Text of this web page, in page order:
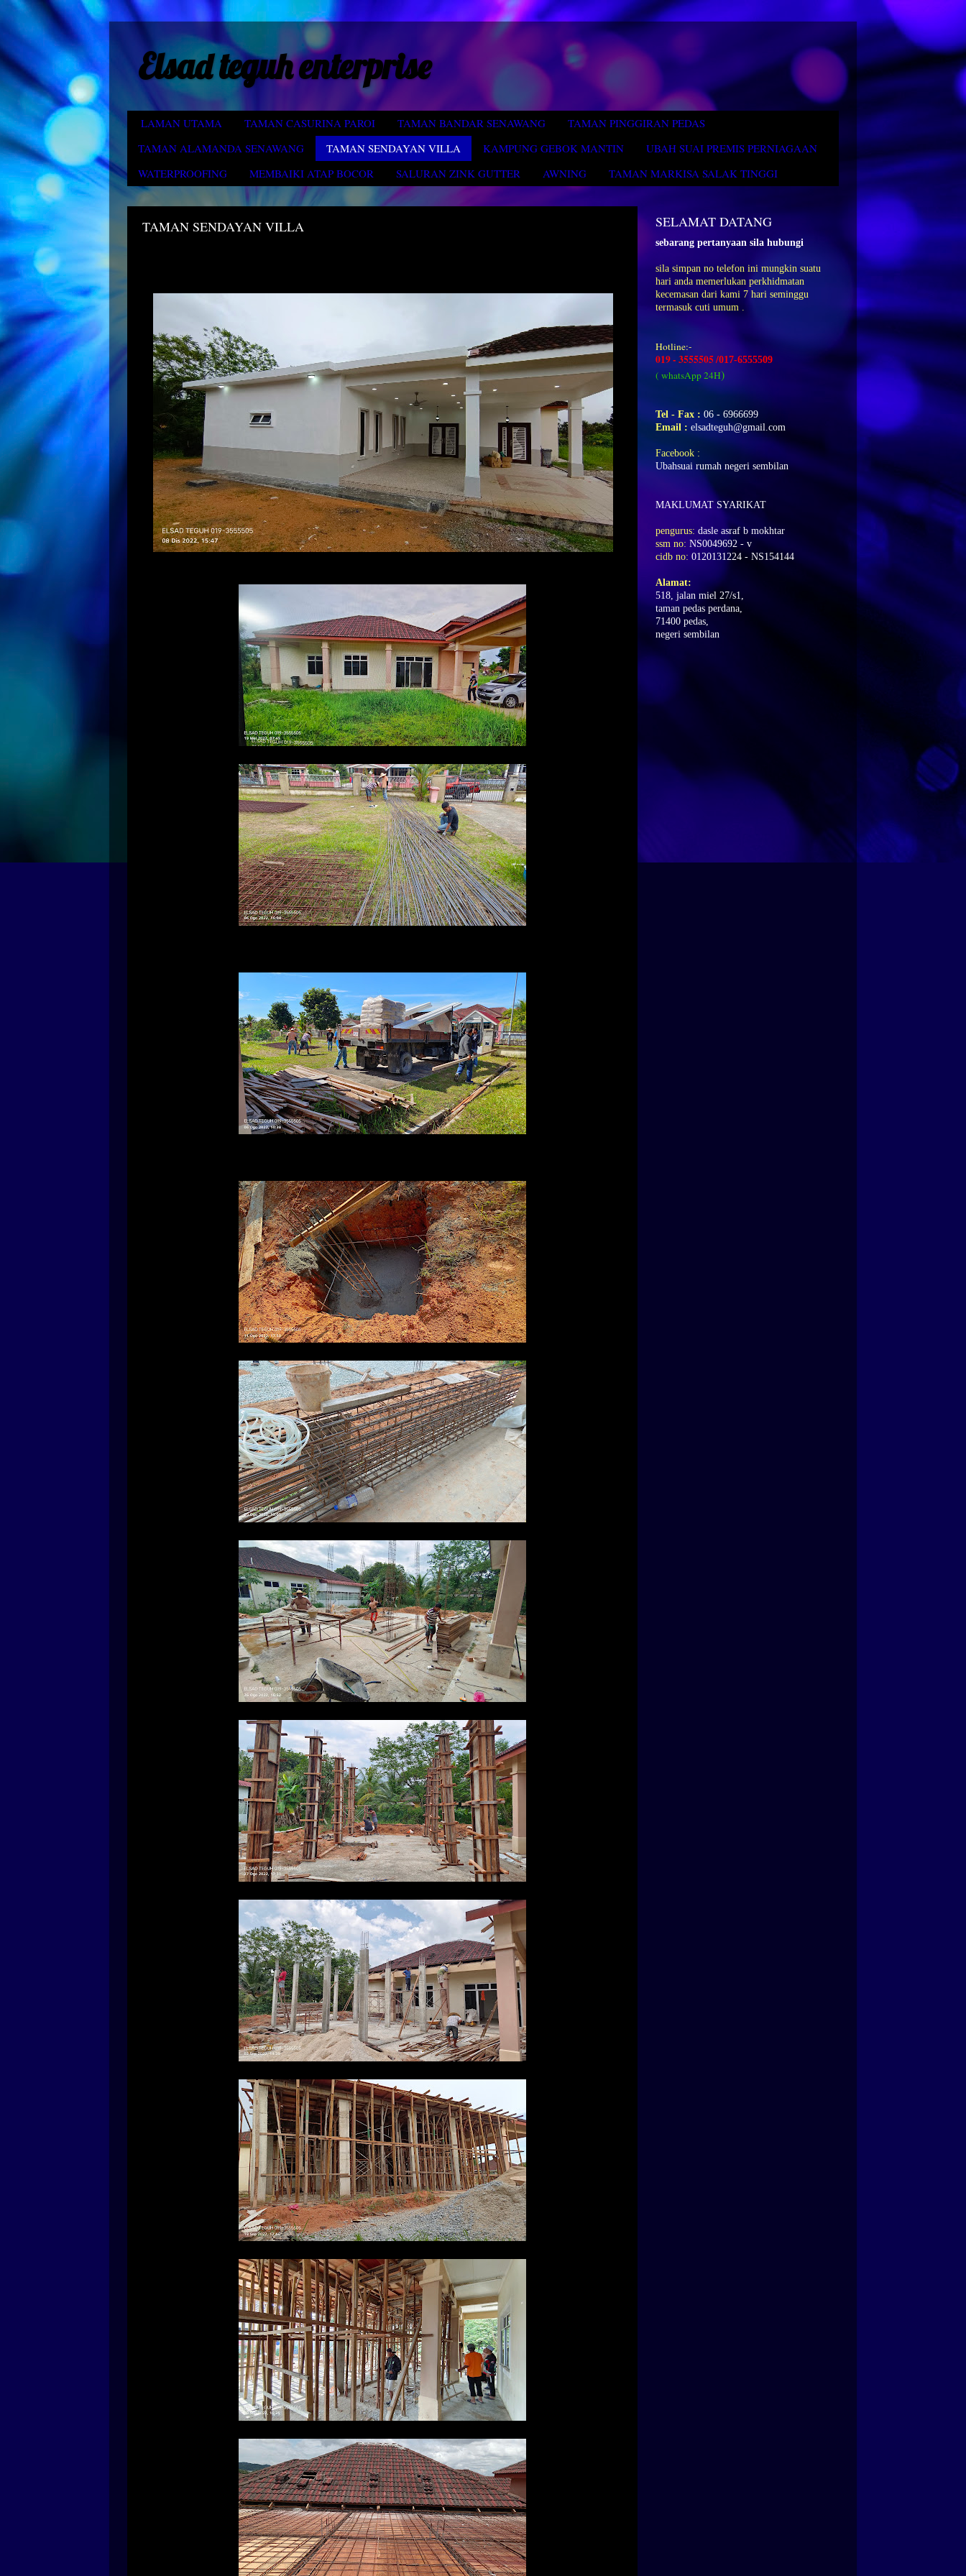
Elsad teguh enterprise
LAMAN UTAMA TAMAN CASURINA PAROI TAMAN BANDAR SENAWANG
TAMAN PINGGIRAN PEDAS
TAMAN ALAMANDA SENAWANG
TAMAN SENDAYAN VILLA KAMPUNG GEBOK MANTIN
UBAH SUAI PREMIS PERNIAGAAN
WATERPROOFING
MEMBAIKI ATAP BOCOR SALURAN ZINK GUTTER AWNING TAMAN MARKISA SALAK TINGGI
TAMAN SENDAYAN VILLA SELAMAT DATANG
sebarang pertanyaan sila hubungi
sila simpan no telefon ini mungkin suatu
hari anda memerlukan perkhidmatan
kecemasan dari kami 7 hari seminggu
termasuk cuti umum .
Hotline:-
019 - 3555505 /017-6555509
( whatsApp 24H)
Tel - Fax : 06 - 6966699
Email : elsadteguh@gmail.com
Facebook :
Ubahsuai rumah negeri sembilan
MAKLUMAT SYARIKAT
pengurus: dasle asraf b mokhtar
ssm no: NS0049692 - v
cidb no: 0120131224 - NS154144
Alamat:
518, jalan miel 27/s1,
taman pedas perdana,
71400 pedas,
negeri sembilan